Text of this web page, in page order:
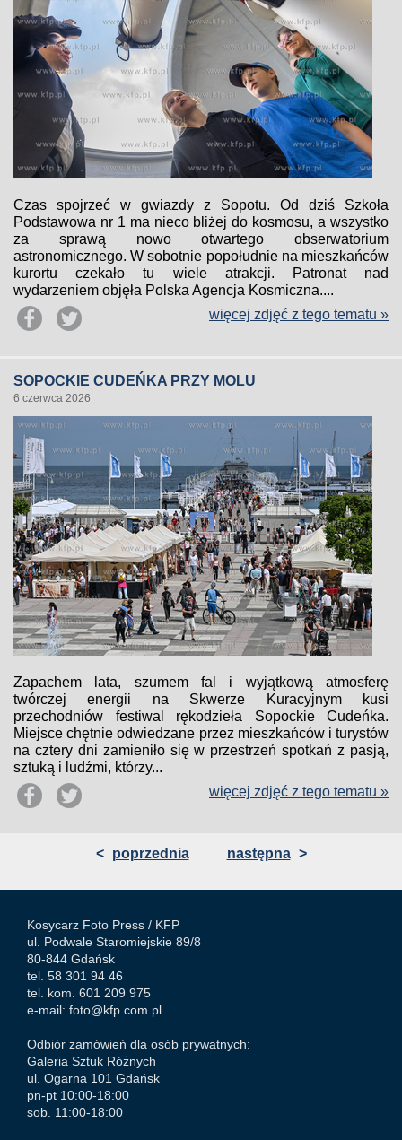
Czas spojrzeć w gwiazdy z Sopotu. Od dziś Szkoła
Podstawowa nr 1 ma nieco bliżej do kosmosu, a wszystko
za sprawą nowo otwartego obserwatorium
astronomicznego. W sobotnie popołudnie na mieszkańców
kurortu czekało tu wiele atrakcji. Patronat nad
wydarzeniem objęła Polska Agencja Kosmiczna....
więcej zdjęć z tego tematu »
SOPOCKIE CUDEŃKA PRZY MOLU
6 czerwca 2026
Zapachem lata, szumem fal i wyjątkową atmosferę
twórczej energii na Skwerze Kuracyjnym kusi
przechodniów festiwal rękodzieła Sopockie Cudeńka.
Miejsce chętnie odwiedzane przez mieszkańców i turystów
na cztery dni zamieniło się w przestrzeń spotkań z pasją,
sztuką i ludźmi, którzy...
więcej zdjęć z tego tematu »
< poprzednia następna >
Kosycarz Foto Press / KFP
ul. Podwale Staromiejskie 89/8
80-844 Gdańsk
tel. 58 301 94 46
tel. kom. 601 209 975
e-mail: foto@kfp.com.pl
Odbiór zamówień dla osób prywatnych:
Galeria Sztuk Różnych
ul. Ogarna 101 Gdańsk
pn-pt 10:00-18:00
sob. 11:00-18:00